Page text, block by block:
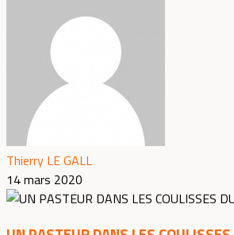
Thierry LE GALL
14 mars 2020